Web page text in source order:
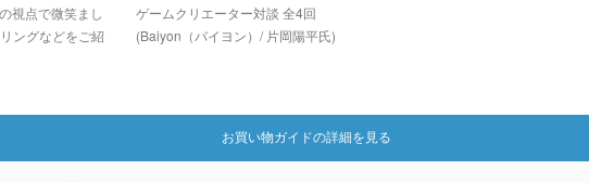
視点で微笑まし
ングなどをご紹
ゲームクリエーター対談 全4回
(Baiyon（バイヨン）/ 片岡陽平氏)
お買い物ガイドの詳細を見る